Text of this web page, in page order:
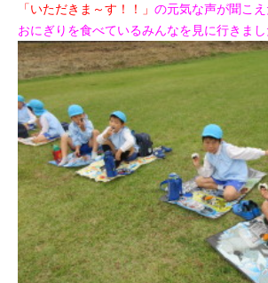
「いただきま～す！！」 の元気な声が聞こ
おにぎりを食べているみんなを見に行きま